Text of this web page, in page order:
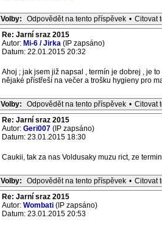
Volby: Odpovědět na tento příspěvek • Citovat
Re: Jarní sraz 2015
Autor: Mi-6 / Jirka (IP zapsáno)
Datum: 22.01.2015 20:32
Ahoj ; jak jsem již napsal , termín je dobrej , je
nějaké přístřeší na večer a trošku hygieny pro
Volby: Odpovědět na tento příspěvek • Citovat
Re: Jarní sraz 2015
Autor: Geri007 (IP zapsáno)
Datum: 23.01.2015 18:30
Caukii, tak za nas Voldusaky muzu rict, ze
Volby: Odpovědět na tento příspěvek • Citovat
Re: Jarní sraz 2015
Autor: Wombati (IP zapsáno)
Datum: 23.01.2015 20:53